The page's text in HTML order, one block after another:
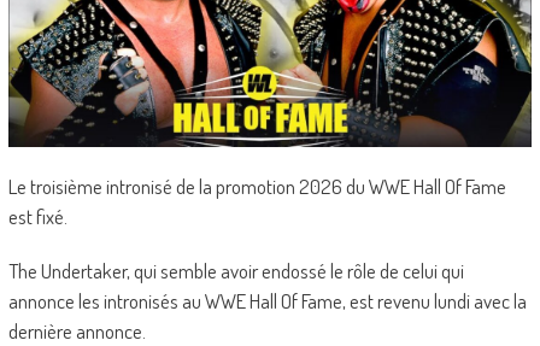
Le troisième intronisé de la promotion 2026 du WWE Hall Of Fame
est fixé.
The Undertaker, qui semble avoir endossé le rôle de celui qui
annonce les intronisés au WWE Hall Of Fame, est revenu lundi avec la
dernière annonce.